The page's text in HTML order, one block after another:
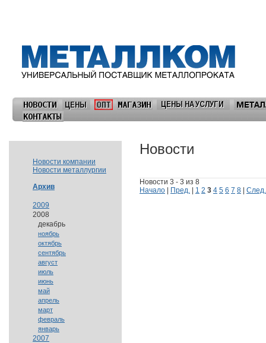
Новости компании
Новости металлургии
Архив
2009
2008
декабрь
ноябрь
октябрь
сентябрь
август
июль
июнь
май
апрель
март
февраль
январь
2007
Новости
Новости 3 - 3 из 8
Начало
Пред. 1 2 3 4 5 6 7 8 След.